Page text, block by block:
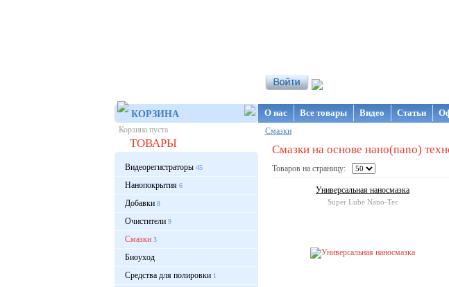
КОРЗИНА
Корзина пуста
ТОВАРЫ
Видеорегистраторы45
Нанопокрытия6
Добавки8
Очистители9
Смазки3
Биоуход
Средства для полировки1
О нас Все товары Видео Статьи
Смазки
Смазки на основе нано(nano)
Товаров на страницу:
Универсальная наносмазка
Super Lube Nano-Tec